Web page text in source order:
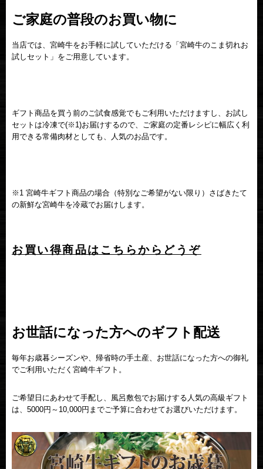
ご家庭の普段のお買い物に
当店では、宮崎牛をお手軽に試していただける「宮崎牛のこま切れお
試しセット」をご用意しています。
ギフト商品を買う前のご試食感覚でもご利用いただけますし、お試し
セットは冷凍で(※1)お届けするので、ご家庭の定番レシピに幅広く利
用できる常備肉材としても、人気のお品です。
※1 宮崎牛ギフト商品の場合（特別なご希望がない限り）さばきたて
の新鮮な宮崎牛を冷蔵でお届けします。
お買い得商品はこちらからどうぞ
お世話になった方へのギフト配送
毎年お歳暮シーズンや、帰省時の手土産、お世話になった方への御礼
でご利用いただく宮崎牛ギフト。
ご希望日にあわせて手配し、風呂敷包でお届けする人気の高級ギフト
は、5000円～10,000円までご予算に合わせてお選びいただけます。